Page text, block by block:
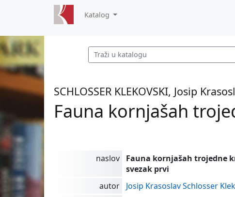
Katalog
SCHLOSSER KLEKOVSKI, Josip
Fauna kornjašah
naslov
Fauna kornjašah trojedne
svezak prvi
autor
Josip Krasoslav Schlosser